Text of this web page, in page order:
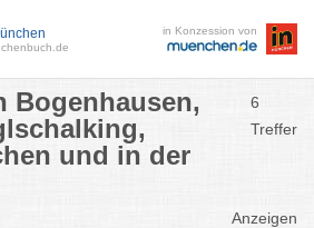
in Konzession von
Bogenhausen,
und in der
6
Treffer
Anzeigen